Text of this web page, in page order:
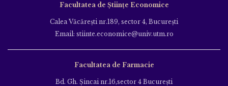
Facultatea de Științe Economice
Calea Văcăreşti nr.189, sector 4, Bucureşti
Email: stiinte.economice@univ.utm.ro
Facultatea de Farmacie
Bd. Gh. Şincai nr.16,sector 4 Bucureşti